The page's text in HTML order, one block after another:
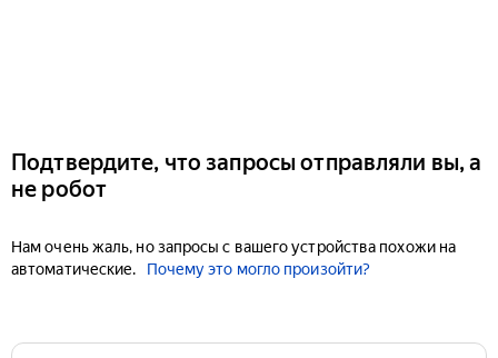
Подтвердите, что запросы отправляли вы, а
не робот
Нам очень жаль, но запросы с вашего устройства похожи на
автоматические.
Почему это могло произойти?